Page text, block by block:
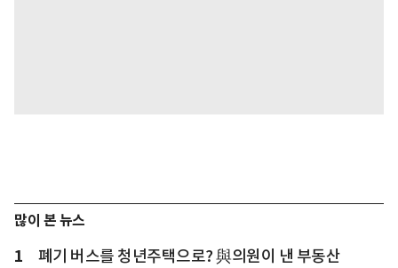
많이 본 뉴스
1
폐기 버스를 청년주택으로? 與의원이 낸 부동산